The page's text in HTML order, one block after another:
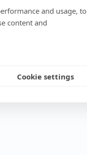
and usage, to
content and
Cookie settings
Företag
Om oss